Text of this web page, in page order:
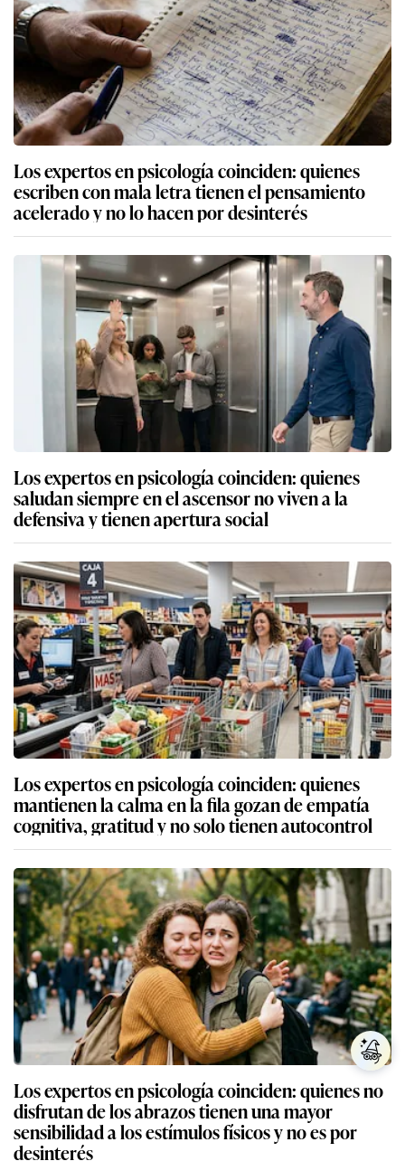
Los expertos en psicología coinciden: quienes
escriben con mala letra tienen el pensamiento
acelerado y no lo hacen por desinterés
Los expertos en psicología coinciden: quienes
saludan siempre en el ascensor no viven a la
defensiva y tienen apertura social
Los expertos en psicología coinciden: quienes
mantienen la calma en la fila gozan de empatía
cognitiva, gratitud y no solo tienen autocontrol
Los expertos en psicología coinciden: quienes no
disfrutan de los abrazos tienen una mayor
sensibilidad a los estímulos físicos y no es por
desinterés